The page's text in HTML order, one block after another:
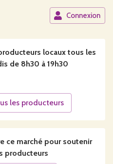
Connexion
locaux tous les
de 8h30 à 19h30
les producteurs
ce marché pour soutenir
producteurs